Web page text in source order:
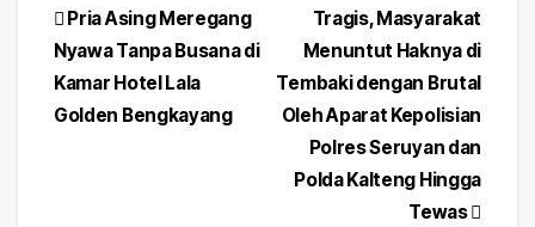
Navigasi
pos
Tragis, Masyarakat
Menuntut Haknya di
Tembaki dengan Brutal
Oleh Aparat Kepolisian
Polres Seruyan dan
Polda Kalteng Hingga
Tewas
Pria Asing Meregang
Nyawa Tanpa Busana di
Kamar Hotel Lala
Golden Bengkayang